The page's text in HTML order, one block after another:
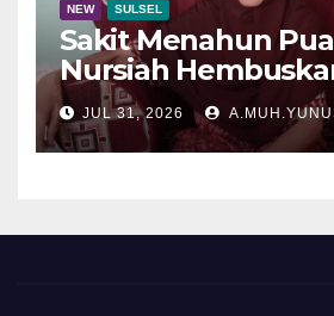
NEW SULSEL
Sakit Menahun
Nursiah
Terakhir
JUL 31, 2026